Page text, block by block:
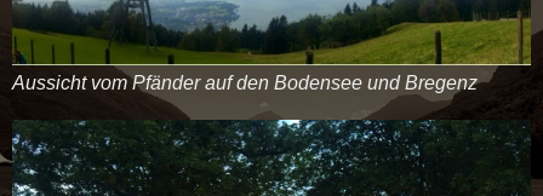
Aussicht vom Pfänder auf den Bodensee und Bregenz